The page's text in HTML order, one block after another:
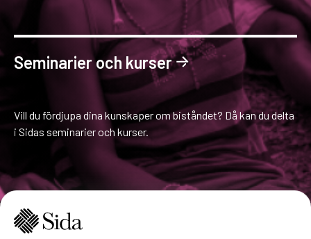
Seminarier och kurser
Vill du fördjupa dina kunskaper om biståndet? Då kan du delta
i Sidas seminarier och kurser.